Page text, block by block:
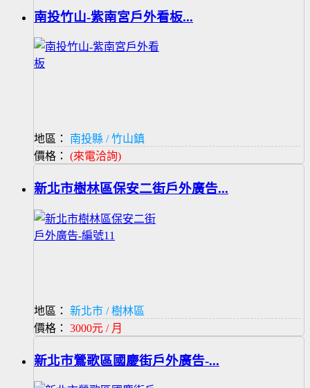
南投竹山-紫南宮戶外看板...
地區：
南投縣 / 竹山鎮
價格： (來電洽詢)
新北市樹林區保安二街戶外廣告...
地區：
新北市 / 樹林區
價格： 3000元 / 月
新北市鶯歌區國慶街戶外廣告-...